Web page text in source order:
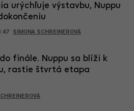
urýchľuje výstavbu, Nuppu
SIMONA SCHREINEROVÁ
finále. Nuppu sa blíži k
rastie štvrtá etapa